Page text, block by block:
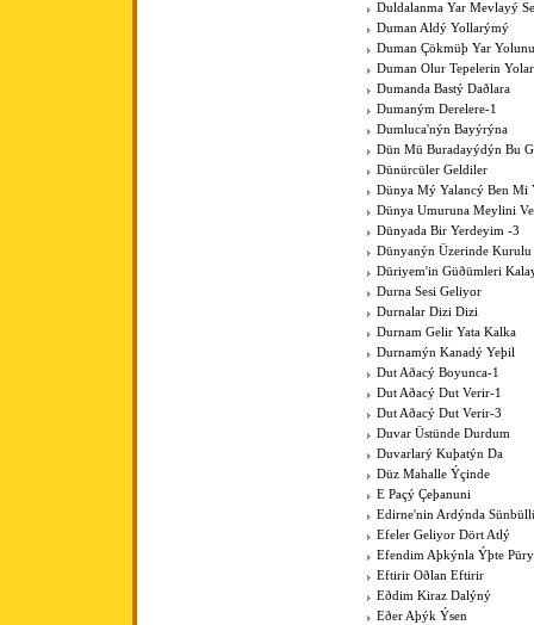
Duldalanma Yar Mevlayý
Duman Aldý Yollarýmý
Duman Çökmüþ Yar
Duman Olur Tepelerin
Dumanda Bastý Daðlara
Dumaným Derelere-1
Dumluca'nýn Bayýrýna
Dün Mü Buradayýdýn Bu
Dünürcüler Geldiler
Dünya Mý Yalancý Ben Mi
Dünya Umuruna Meylini
Dünyada Bir Yerdeyim -3
Dünyanýn Üzerinde
Düriyem'in Güðümleri
Durna Sesi Geliyor
Durnalar Dizi Dizi
Durnam Gelir Yata Kalka
Durnamýn Kanadý Yeþil
Dut Aðacý Boyunca-1
Dut Aðacý Dut Verir-1
Dut Aðacý Dut Verir-3
Duvar Üstünde Durdum
Duvarlarý Kuþatýn Da
Düz Mahalle Ýçinde
E Paçý Çeþanuni
Edirne'nin Ardýnda
Efeler Geliyor Dört Atlý
Efendim Aþkýnla Ýþte
Eftirir Oðlan Eftirir
Eðdim Kiraz Dalýný
Eðer Aþýk Ýsen